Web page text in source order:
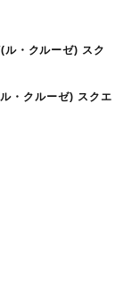
・クルーゼ) スク
・クルーゼ) スクエ